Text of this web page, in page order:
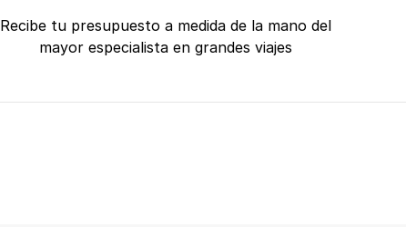
Recibe tu presupuesto a medida de la mano del
mayor especialista en grandes viajes